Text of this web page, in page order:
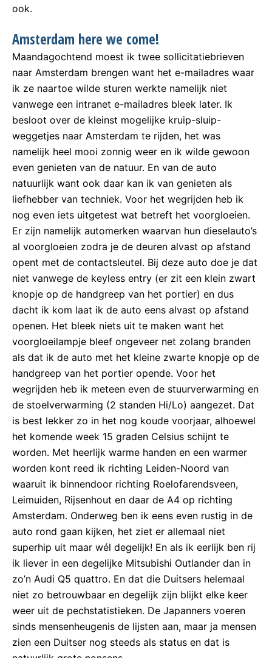
ook.
Amsterdam here we come!
Maandagochtend moest ik twee sollicitatiebrieven
naar Amsterdam brengen want het e-mailadres waar
ik ze naartoe wilde sturen werkte namelijk niet
vanwege een intranet e-mailadres bleek later. Ik
besloot over de kleinst mogelijke kruip-sluip-
weggetjes naar Amsterdam te rijden, het was
namelijk heel mooi zonnig weer en ik wilde gewoon
even genieten van de natuur. En van de auto
natuurlijk want ook daar kan ik van genieten als
liefhebber van techniek. Voor het wegrijden heb ik
nog even iets uitgetest wat betreft het voorgloeien.
Er zijn namelijk automerken waarvan hun dieselauto’s
al voorgloeien zodra je de deuren alvast op afstand
opent met de contactsleutel. Bij deze auto doe je dat
niet vanwege de keyless entry (er zit een klein zwart
knopje op de handgreep van het portier) en dus
dacht ik kom laat ik de auto eens alvast op afstand
openen. Het bleek niets uit te maken want het
voorgloeilampje bleef ongeveer net zolang branden
als dat ik de auto met het kleine zwarte knopje op de
handgreep van het portier opende. Voor het
wegrijden heb ik meteen even de stuurverwarming en
de stoelverwarming (2 standen Hi/Lo) aangezet. Dat
is best lekker zo in het nog koude voorjaar, alhoewel
het komende week 15 graden Celsius schijnt te
worden. Met heerlijk warme handen en een warmer
worden kont reed ik richting Leiden-Noord van
waaruit ik binnendoor richting Roelofarendsveen,
Leimuiden, Rijsenhout en daar de A4 op richting
Amsterdam. Onderweg ben ik eens even rustig in de
auto rond gaan kijken, het ziet er allemaal niet
superhip uit maar wél degelijk! En als ik eerlijk ben rij
ik liever in een degelijke Mitsubishi Outlander dan in
zo’n Audi Q5 quattro. En dat die Duitsers helemaal
niet zo betrouwbaar en degelijk zijn blijkt elke keer
weer uit de pechstatistieken. De Japanners voeren
sinds mensenheugenis de lijsten aan, maar ja mensen
zien een Duitser nog steeds als status en dat is